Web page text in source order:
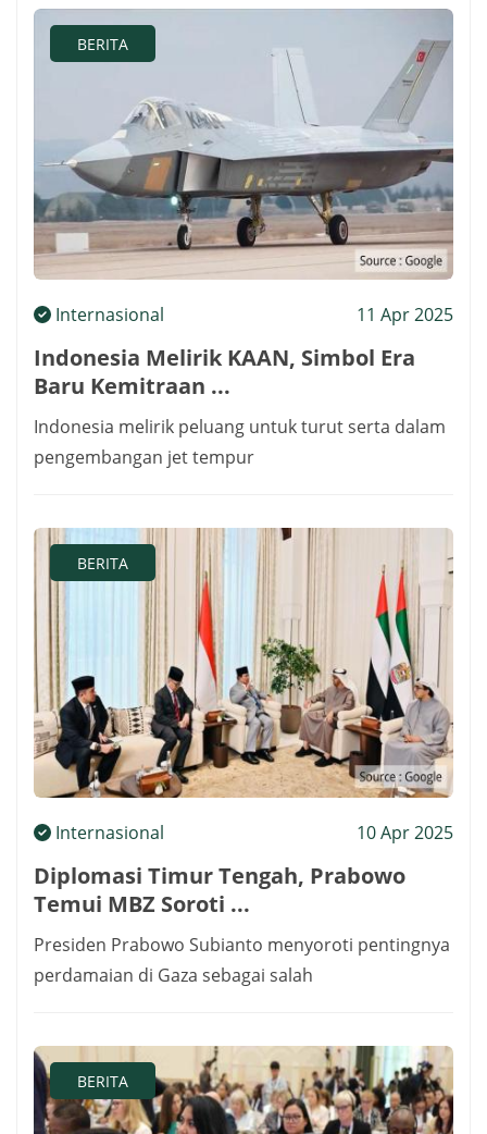
BERITA
Internasional 11 Apr 2025
Indonesia Melirik KAAN, Simbol Era
Baru Kemitraan ...
Indonesia melirik peluang untuk turut serta dalam
pengembangan jet tempur
BERITA
Internasional 10 Apr 2025
Diplomasi Timur Tengah, Prabowo
Temui MBZ Soroti ...
Presiden Prabowo Subianto menyoroti pentingnya
perdamaian di Gaza sebagai salah
BERITA